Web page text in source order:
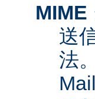
MIME
送
法